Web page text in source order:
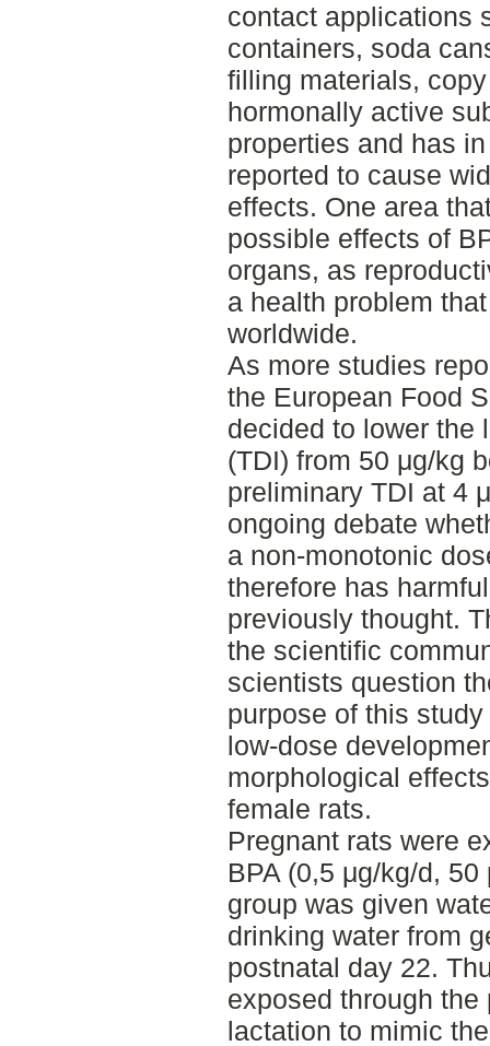
contact applications
containers, soda
filling materials,
hormonally active
properties and has
reported to cause
effects. One area
possible effects of
organs, as
a health problem
worldwide.
As more studies
the European Food
decided to lower the
(TDI) from 50 μg/kg
preliminary TDI at 4
ongoing debate
a non-monotonic
therefore has
previously thought.
the scientific
scientists question
purpose of this
low-dose
morphological
female rats.
Pregnant rats were
BPA (0,5 μg/kg/d,
group was given
drinking water from
postnatal day 22.
exposed through
lactation to mimic